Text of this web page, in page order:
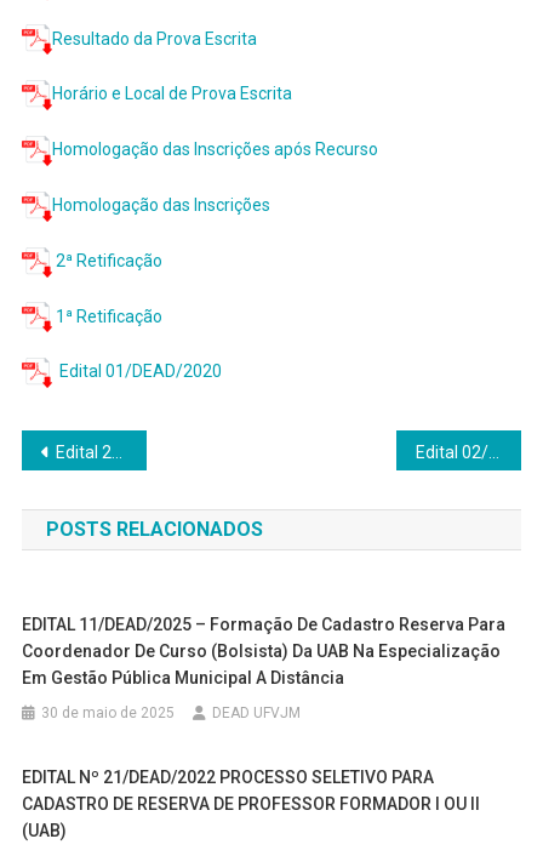
Resultado da Prova Escrita
Horário e Local de Prova Escrita
Homologação das Inscrições após Recurso
Homologação das Inscrições
2ª Retificação
1ª Retificação
Edital 01/DEAD/2020
Navegação
de
Post
Edital 22/2020/PRPPG – Especialização em Matemática para o Ensino Médio: Matemática na Prática
POSTS RELACIONADOS
EDITAL 11/DEAD/2025 – Formação De Cadastro Reserva Para
Coordenador De Curso (bolsista) Da UAB Na Especialização
Em Gestão Pública Municipal A Distância
30 de maio de 2025 DEAD UFVJM
EDITAL Nº 21/DEAD/2022 PROCESSO SELETIVO PARA
CADASTRO DE RESERVA DE PROFESSOR FORMADOR I OU II
(UAB)